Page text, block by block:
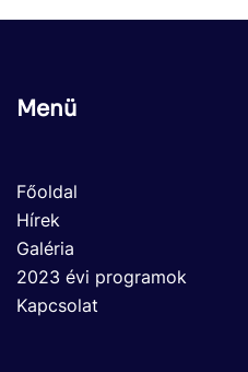
Menü
Főoldal
Hírek
Galéria
2023 évi programok
Kapcsolat